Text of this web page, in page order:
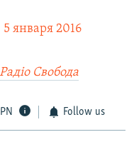
5 января 2016
Радіо Свобода
Follow us